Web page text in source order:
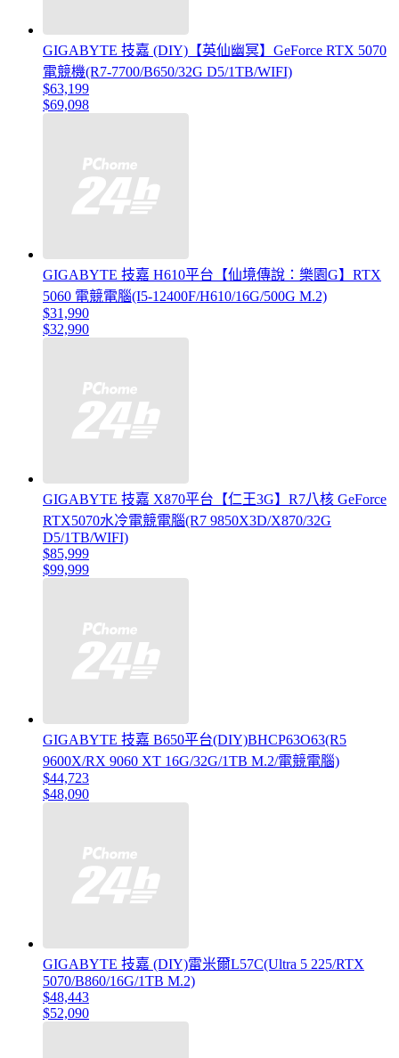
GIGABYTE 技嘉 (DIY)【英仙幽冥】GeForce RTX 5070
電競機(R7-7700/B650/32G D5/1TB/WIFI)
$63,199
$69,098
GIGABYTE 技嘉 H610平台【仙境傳說：樂園G】RTX
5060 電競電腦(I5-12400F/H610/16G/500G M.2)
$31,990
$32,990
GIGABYTE 技嘉 X870平台【仁王3G】R7八核 GeForce
RTX5070水冷電競電腦(R7 9850X3D/X870/32G
D5/1TB/WIFI)
$85,999
$99,999
GIGABYTE 技嘉 B650平台(DIY)BHCP63O63(R5
9600X/RX 9060 XT 16G/32G/1TB M.2/電競電腦)
$44,723
$48,090
GIGABYTE 技嘉 (DIY)雷米爾L57C(Ultra 5 225/RTX
5070/B860/16G/1TB M.2)
$48,443
$52,090